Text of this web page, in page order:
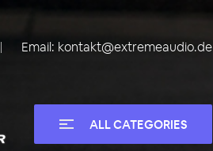
Email: kontakt@extremeaudio.de
ALL CATEGORIES